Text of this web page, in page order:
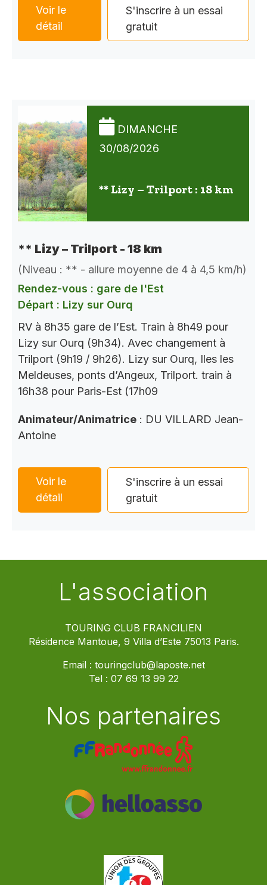
Voir le
détail
S'inscrire à un essai
gratuit
DIMANCHE
30/08/2026
** Lizy – Trilport : 18 km
** Lizy – Trilport - 18 km
(Niveau : ** - allure moyenne de 4 à 4,5 km/h)
Rendez-vous : gare de l'Est
Départ : Lizy sur Ourq
RV à 8h35 gare de l’Est. Train à 8h49 pour
Lizy sur Ourq (9h34). Avec changement à
Trilport (9h19 / 9h26). Lizy sur Ourq, Iles les
Meldeuses, ponts d’Angeux, Trilport. train à
16h38 pour Paris-Est (17h09
Animateur/Animatrice : DU VILLARD Jean-
Antoine
Voir le
détail
S'inscrire à un essai
gratuit
L'association
TOURING CLUB FRANCILIEN
Résidence Mantoue, 9 Villa d’Este 75013 Paris.
Email : touringclub@laposte.net
Tel : 07 69 13 99 22
Nos partenaires